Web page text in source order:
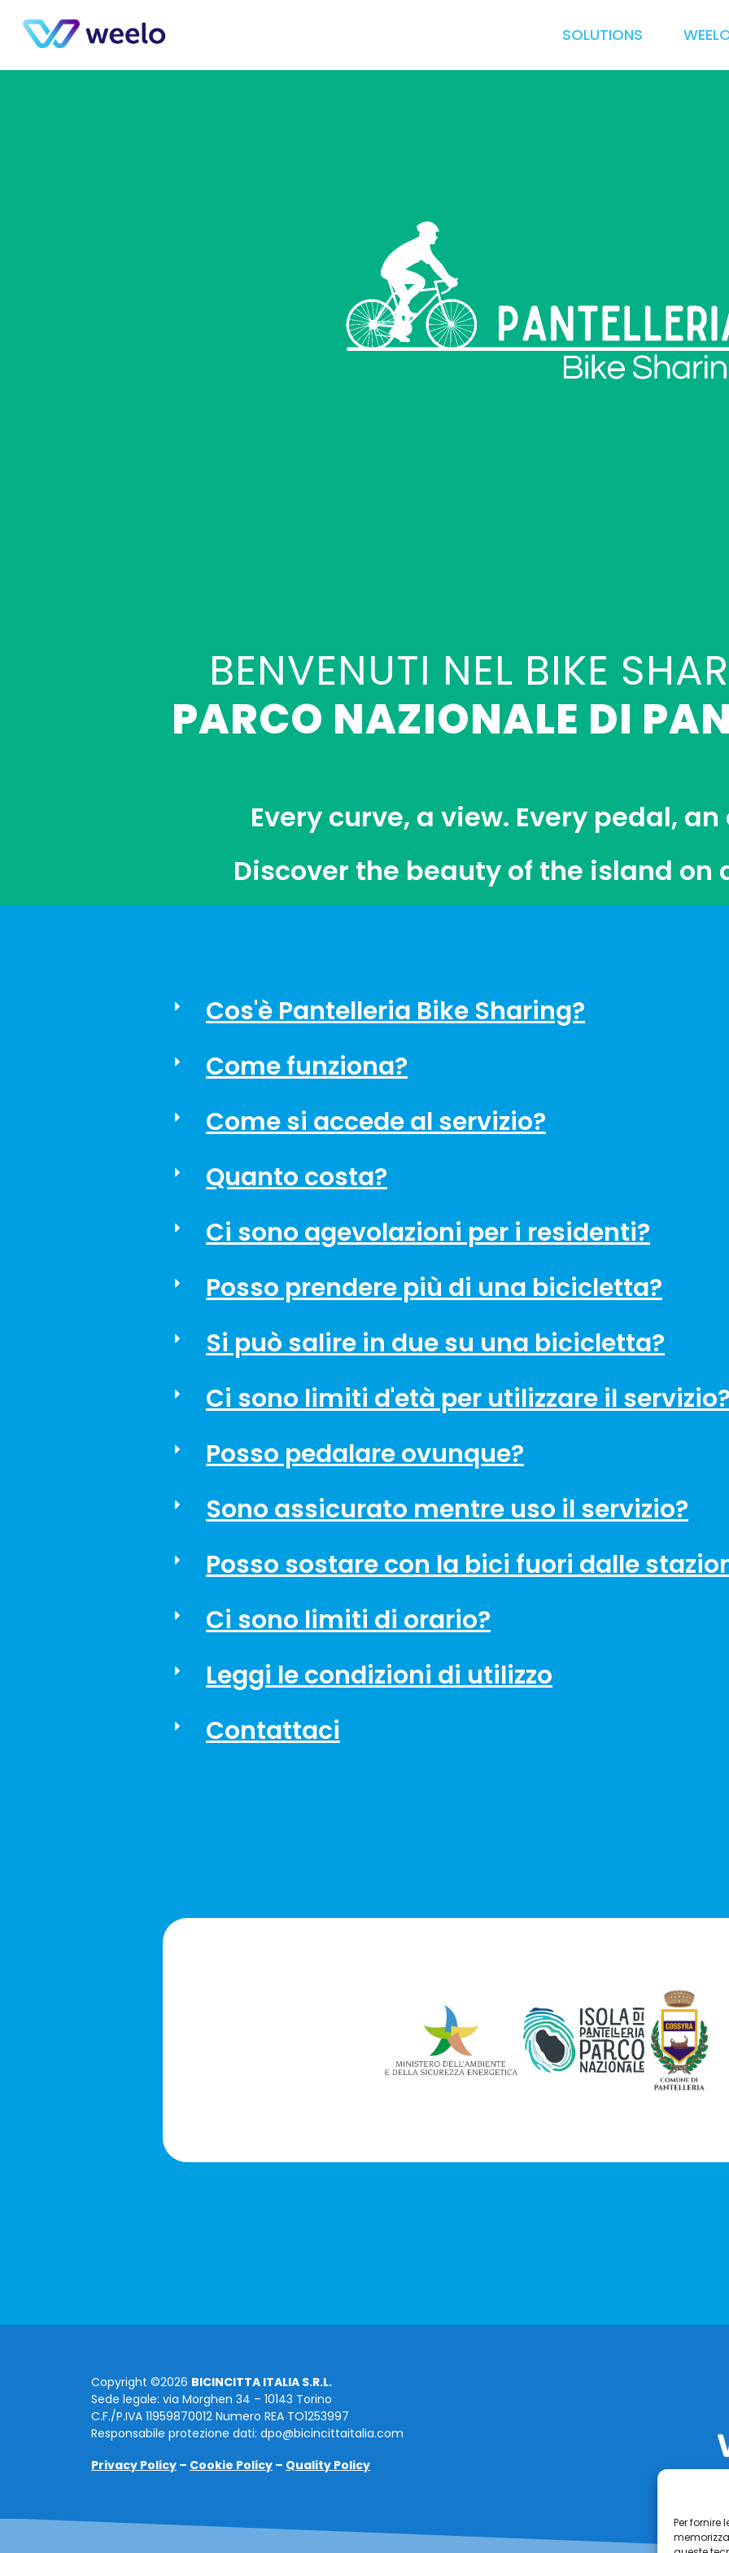
Per fornire
SOLUTIONS
BENVENUTI NEL BIKE
PARCO NAZIONALE DI
Every curve, a view. Every pedal,
Discover the beauty of the island on
Cos'è Pantelleria Bike Sharing?
Come funziona?
Come si accede al servizio?
Quanto costa?
Ci sono agevolazioni per i residenti?
Posso prendere più di una bicicletta?
Si può salire in due su una bicicletta?
Ci sono limiti d'età per utilizzare il
Posso pedalare ovunque?
Sono assicurato mentre uso il servizio?
Posso sostare con la bici fuori dalle
Ci sono limiti di orario?
Leggi le condizioni di utilizzo
Contattaci
Copyright ©2026 BICINCITTA ITALIA S.R.L.
Sede legale: via Morghen 34 – 10143 Torino
C.F./P.IVA 11959870012 Numero REA TO1253997
Responsabile protezione dati: dpo@bicincittaitalia.com
Privacy Policy – Cookie Policy – Quality Policy